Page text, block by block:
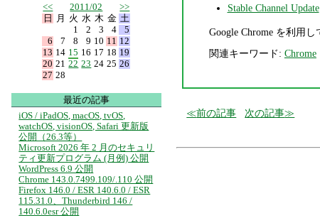
Stable Channel Update
Google Chrome を利用
関連キーワード: Chrome
前の記事 次の記事
<<
2011/02
>>
日
月 火 水 木 金 土
1
2 3 4
5
6
7 8 9 10 11 12
13 14 15 16 17 18 19
20 21 22 23 24 25 26
27 28
最近の記事
iOS / iPadOS, macOS, tvOS,
watchOS, visionOS, Safari 更新版
公開（26.3等）
Microsoft 2026 年 2 月のセキュリ
ティ更新プログラム (月例) 公開
WordPress 6.9 公開
Chrome 143.0.7499.109/.110 公開
Firefox 146.0 / ESR 140.6.0 / ESR
115.31.0、Thunderbird 146 /
140.6.0esr 公開